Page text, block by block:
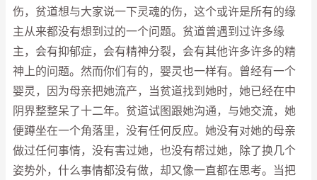
伤，贫道想与大家说一下灵魂的伤，这个或许是所有的缘
主从来都没有想到过的一个问题。贫道曾遇到过许多缘
主，会有抑郁症，会有精神分裂，会有其他许多许多的精
神上的问题。然而你们有的，婴灵也一样有。曾经有一个
婴灵，因为母亲把她流产，当贫道找到她时，她已经在中
阴界整整呆了十二年。贫道试图跟她沟通，与她交流，她
便蹲坐在一个角落里，没有任何反应。她没有对她的母亲
做过任何事情，没有害过她，也没有帮过她，除了换几个
姿势外，什么事情都没有做，却又像一直都在思考。当把